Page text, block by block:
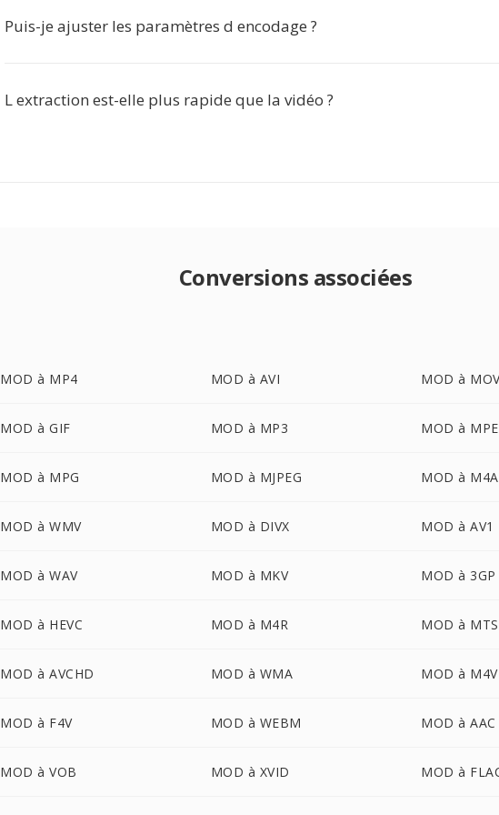
Puis-je ajuster les paramètres d encodage ?
L extraction est-elle plus rapide que la vidéo ?
Conversions associées
MOD à MP4 MOD à AVI MOD à
MOD à GIF MOD à MP3 MOD à
MOD à MPG MOD à MJPEG MOD à M4A
MOD à WMV MOD à DIVX MOD à AV1
MOD à WAV MOD à MKV MOD à 3GP
MOD à HEVC MOD à M4R MOD à MTS
MOD à AVCHD MOD à WMA MOD à M4V
MOD à F4V MOD à WEBM MOD à AAC
MOD à VOB MOD à XVID MOD à